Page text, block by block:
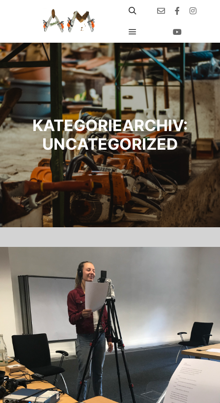
Hauptmenü
KATEGORIEARCHIV:
UNCATEGORIZED